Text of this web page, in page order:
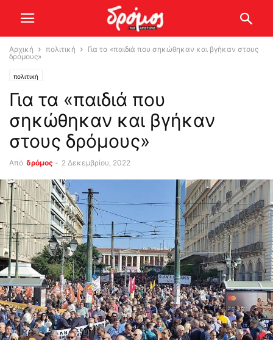
Αρχική πολιτική
Για τα «παιδιά που σηκώθηκαν και βγήκαν στους
δρόμους»
πολιτική
Για τα «παιδιά που
σηκώθηκαν και βγήκαν
στους δρόμους»
Από δρόμος - 2 Δεκεμβρίου, 2022